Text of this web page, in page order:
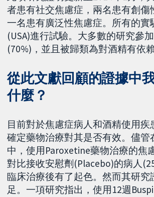
者患有社交焦慮症，兩名患有創傷
一名患有廣泛性焦慮症。所有的實
(USA)進行試驗。大多數的研究參
(70%)，並且被歸類為對酒精有依
從此文獻回顧的證據中
什麼？
目前對於焦慮症病人和酒精使用疾
確定藥物治療對其是否有效。儘管
中，使用Paroxetine藥物治療的焦
對比接收安慰劑(Placebo)的病人
臨床治療後有了起色。然而其研究
足。一項研究指出，使用12週